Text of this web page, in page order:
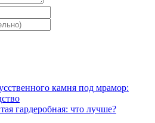
камня под мрамор:
гардеробная: что лучше?